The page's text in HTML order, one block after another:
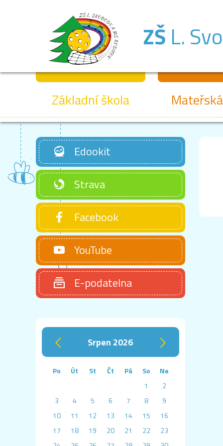
ZŠ L.
Základní škola
Edookit
Strava
Facebook
YouTube
E-podatelna
‹ srpen 2026 ›
Po Út St Čt Pá So
Ne
1
2
3
4 5 6 7 8
9
10
11 12 13 14 15
16
17
18 19 20 21 22
23